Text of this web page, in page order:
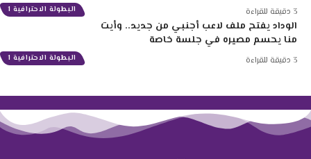
البطولة الاحترافية 1
البطولة الاحترافية 1
الوداد يفتح ملف لاعب أجنبي من جديد.. وأيت
منا يحسم مصيره في جلسة خاصة